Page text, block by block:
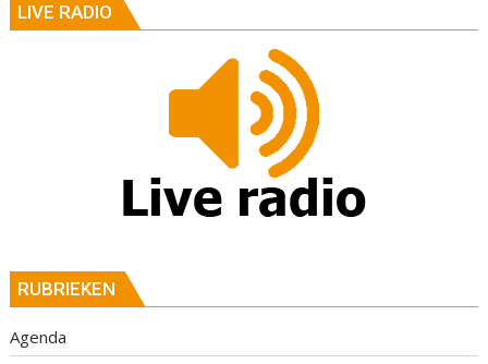
LIVE RADIO
RUBRIEKEN
Agenda